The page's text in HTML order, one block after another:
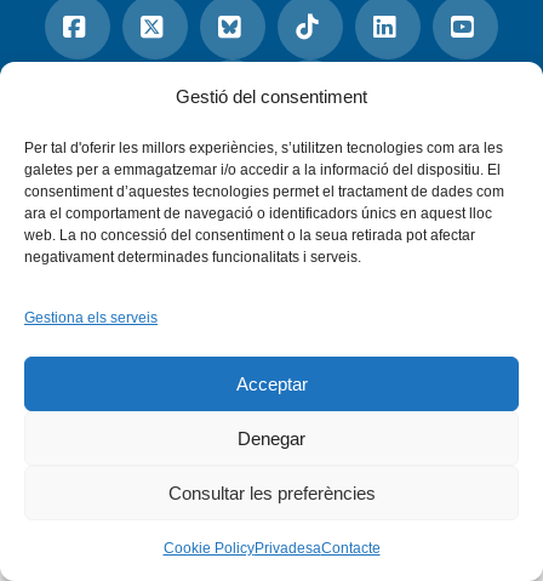
Gestió del consentiment
Per tal d'oferir les millors experiències, s’utilitzen tecnologies com ara les
galetes per a emmagatzemar i/o accedir a la informació del dispositiu. El
consentiment d’aquestes tecnologies permet el tractament de dades com
ara el comportament de navegació o identificadors únics en aquest lloc
web. La no concessió del consentiment o la seua retirada pot afectar
negativament determinades funcionalitats i serveis.
Gestiona els serveis
Acceptar
Denegar
Consultar les preferències
Cookie PolicyPrivadesaContacte
Facebook BlueskyTiktok
InstagramFlickr
INICI QUI SOM
PROGRAMES
DESENVOLUPAMENT SOSTENIBLE
TRANSPARÈNCIA
MAPA DEL WEB
AVÍS LEGAL PRIVADESA CONTACTE
Copyright © 2026 -Xarxa Vives d'Universitats